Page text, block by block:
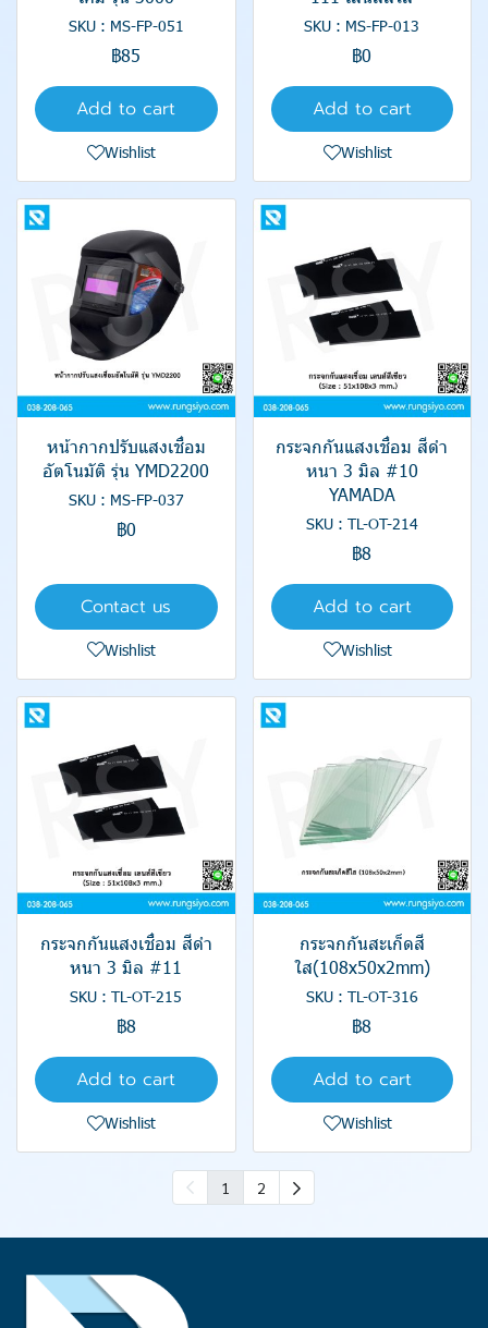
SKU : MS-FP-051
฿85
Add to cart
Wishlist
SKU : MS-FP-013
฿0
Add to cart
Wishlist
หน้ากากปรับแสงเชื่อม
อัตโนมัติ รุ่น YMD2200
SKU : MS-FP-037
฿0
Contact us
Wishlist
กระจกกันแสงเชื่อม สีดำ
หนา 3 มิล #10
YAMADA
SKU : TL-OT-214
฿8
Add to cart
Wishlist
กระจกกันแสงเชื่อม สีดำ
หนา 3 มิล #11
SKU : TL-OT-215
฿8
Add to cart
Wishlist
กระจกกันสะเก็ดสี
ใส(108x50x2mm)
SKU : TL-OT-316
฿8
Add to cart
Wishlist
1 2